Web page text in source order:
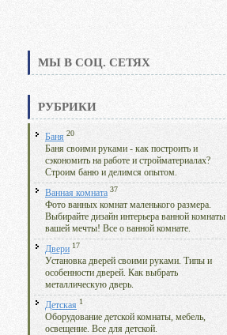
МЫ В СОЦ. СЕТЯХ
РУБРИКИ
Баня 20
Баня своими руками - как построить и
сэкономить на работе и стройматериалах?
Строим баню и делимся опытом.
Ванная комната 37
Фото ванных комнат маленького размера.
Выбирайте дизайн интерьера ванной комнаты
вашей мечты! Все о ванной комнате.
Двери 17
Установка дверей своими руками. Типы и
особенности дверей. Как выбрать
металлическую дверь.
Детская 1
Оборудование детской комнаты, мебель,
освещение. Все для детской.